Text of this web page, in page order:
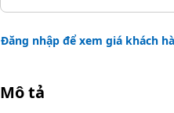
Đăng nhập để xem giá khách
Mô tả